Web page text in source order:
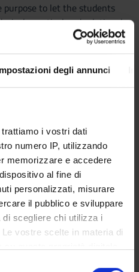
degli annunci
trattiamo i vostri dati
numero IP, utilizzando
memorizzare e accedere
al fine di
personalizzati, misurare
il pubblico e sviluppare
scegliere chi utilizza i
vostre scelte in materia di
to let the students
practical and relational
clinical simulation is aiming at
solving ability using case
clinical simulation may
dealing with patents’ real
offers to the students the
activity happens in equipped
nurse guides a small
notions
regulation of professional
care and profiles of support